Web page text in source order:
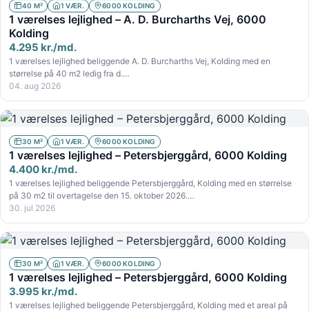
40 M² 1 VÆR. 6000 KOLDING
1 værelses lejlighed – A. D. Burcharths Vej, 6000
Kolding
4.295 kr./md.
1 værelses lejlighed beliggende A. D. Burcharths Vej, Kolding med en
størrelse på 40 m2 ledig fra d.…
04. aug 2026
30 M² 1 VÆR. 6000 KOLDING
1 værelses lejlighed – Petersbjerggård, 6000 Kolding
4.400 kr./md.
1 værelses lejlighed beliggende Petersbjerggård, Kolding med en størrelse
på 30 m2 til overtagelse den 15. oktober 2026.…
30. jul 2026
30 M² 1 VÆR. 6000 KOLDING
1 værelses lejlighed – Petersbjerggård, 6000 Kolding
3.995 kr./md.
1 værelses lejlighed beliggende Petersbjerggård, Kolding med et areal på